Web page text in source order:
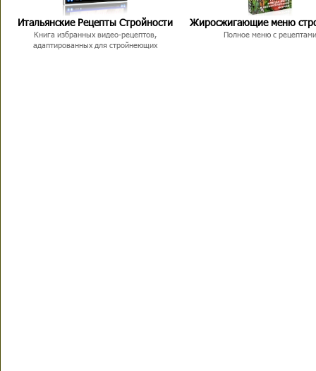
Итальянские Рецепты Стройности
Книга избранных видео-рецептов,
адаптированных для стройнеющих
Жиросжигающие меню
Полное меню с рецептами